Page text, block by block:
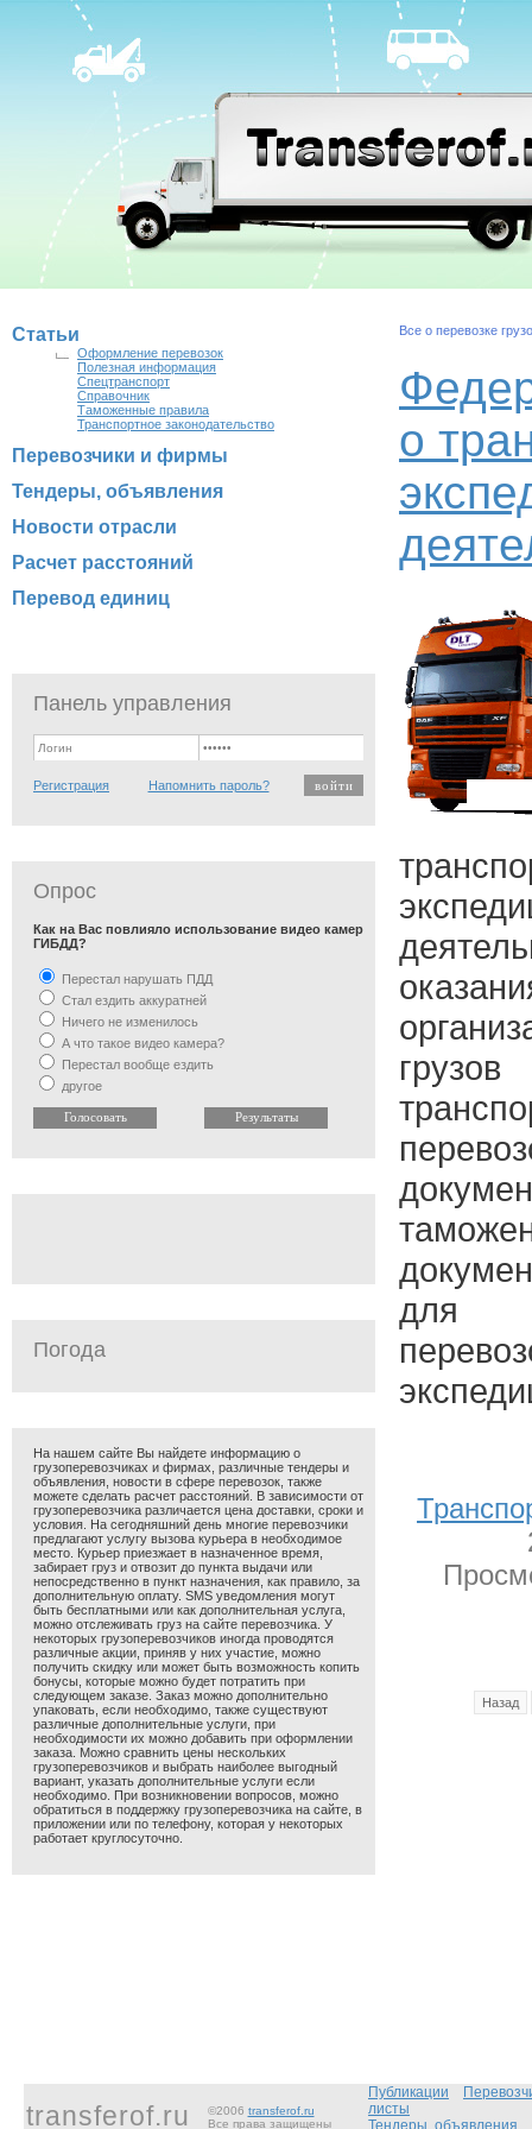
Статьи
Оформление перевозок
Полезная информация
Спецтранспорт
Справочник
Таможенные правила
Транспортное законодательство
Перевозчики и фирмы
Тендеры, объявления
Новости отрасли
Расчет расстояний
Перевод единиц
Панель управления
Регистрация Напомнить пароль?
Опрос
Как на Вас повлияло использование видео камер
ГИБДД?
Перестал нарушать ПДД
Стал ездить аккуратней
Ничего не изменилось
А что такое видео камера?
Перестал вообще ездить
другое
Погода
На нашем сайте Вы найдете информацию о
грузоперевозчиках и фирмах, различные тендеры и
объявления, новости в сфере перевозок, также
можете сделать расчет расстояний. В зависимости от
грузоперевозчика различается цена доставки, сроки и
условия. На сегодняшний день многие перевозчики
предлагают услугу вызова курьера в необходимое
место. Курьер приезжает в назначенное время,
забирает груз и отвозит до пункта выдачи или
непосредственно в пункт назначения, как правило, за
дополнительную оплату. SMS уведомления могут
быть бесплатными или как дополнительная услуга,
можно отслеживать груз на сайте перевозчика. У
некоторых грузоперевозчиков иногда проводятся
различные акции, приняв у них участие, можно
получить скидку или может быть возможность копить
бонусы, которые можно будет потратить при
следующем заказе. Заказ можно дополнительно
упаковать, если необходимо, также существуют
различные дополнительные услуги, при
необходимости их можно добавить при оформлении
заказа. Можно сравнить цены нескольких
грузоперевозчиков и выбрать наиболее выгодный
вариант, указать дополнительные услуги если
необходимо. При возникновении вопросов, можно
обратиться в поддержку грузоперевозчика на сайте, в
приложении или по телефону, которая у некоторых
работает круглосуточно.
Все о перевозке
о
для
Назад
transferof.ru ©2006 transferof.ru
Все права защищены
Публикации
листы
Тендеры, объявления